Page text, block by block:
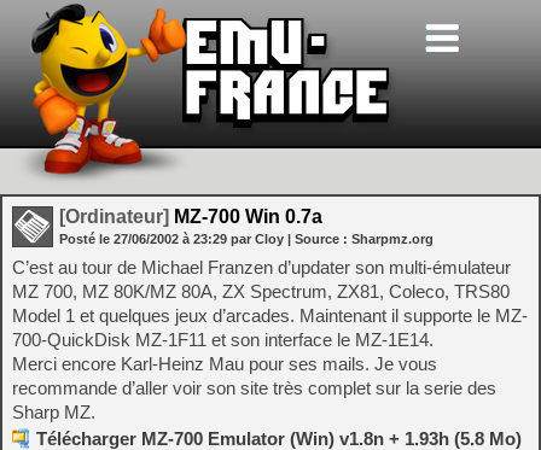
[Ordinateur] MZ-700 Win 0.7a
Posté le 27/06/2002 à 23:29 par Cloy | Source : Sharpmz.org
C’est au tour de Michael Franzen d’updater son multi-émulateur
MZ 700, MZ 80K/MZ 80A, ZX Spectrum, ZX81, Coleco, TRS80
Model 1 et quelques jeux d’arcades. Maintenant il supporte le MZ-
700-QuickDisk MZ-1F11 et son interface le MZ-1E14.
Merci encore Karl-Heinz Mau pour ses mails. Je vous
recommande d’aller voir son site très complet sur la serie des
Sharp MZ.
Télécharger MZ-700 Emulator (Win) v1.8n + 1.93h (5.8 Mo)